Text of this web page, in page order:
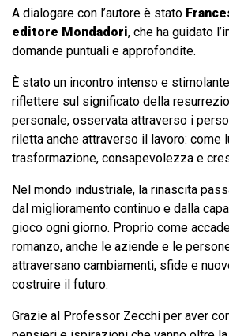
A dialogare con l’autore è stato
editore Mondadori, che ha guidato
domande puntuali e approfondite.
È stato un incontro intenso e
riflettere sul significato della
personale, osservata attraverso i
riletta anche attraverso il lavoro: come
trasformazione, consapevolezza e
Nel mondo industriale, la rinascita
dal miglioramento continuo e dalla
gioco ogni giorno. Proprio come
romanzo, anche le aziende e le
attraversano cambiamenti, sfide e
costruire il futuro.
Grazie al Professor Zecchi per aver